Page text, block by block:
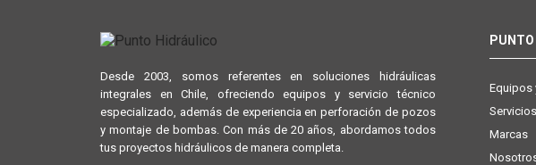
Desde 2003, somos referentes en soluciones hidráulicas
integrales en Chile, ofreciendo equipos y servicio técnico
especializado, además de experiencia en perforación de pozos
y montaje de bombas. Con más de 20 años, abordamos todos
tus proyectos hidráulicos de manera completa.
Equipos
Servicios
Marcas